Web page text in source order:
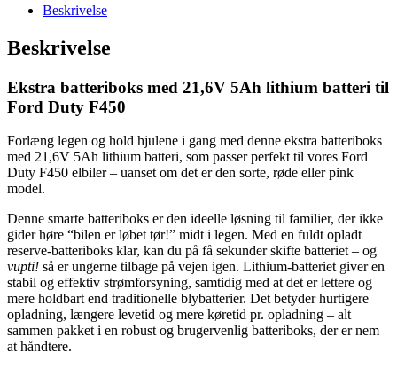
Beskrivelse
Beskrivelse
Ekstra batteriboks med 21,6V 5Ah lithium batteri til
Ford Duty F450
Forlæng legen og hold hjulene i gang med denne ekstra batteriboks
med 21,6V 5Ah lithium batteri, som passer perfekt til vores Ford
Duty F450 elbiler – uanset om det er den sorte, røde eller pink
model.
Denne smarte batteriboks er den ideelle løsning til familier, der ikke
gider høre “bilen er løbet tør!” midt i legen. Med en fuldt opladt
reserve-batteriboks klar, kan du på få sekunder skifte batteriet – og
vupti! så er ungerne tilbage på vejen igen. Lithium-batteriet giver en
stabil og effektiv strømforsyning, samtidig med at det er lettere og
mere holdbart end traditionelle blybatterier. Det betyder hurtigere
opladning, længere levetid og mere køretid pr. opladning – alt
sammen pakket i en robust og brugervenlig batteriboks, der er nem
at håndtere.